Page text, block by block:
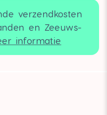
verzendkosten
en Zeeuws-
informatie